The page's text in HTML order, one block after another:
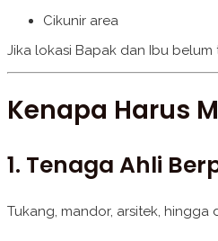
Cikunir area
Jika lokasi Bapak dan Ibu belum
Kenapa Harus
1. Tenaga Ahli
Tukang, mandor, arsitek,